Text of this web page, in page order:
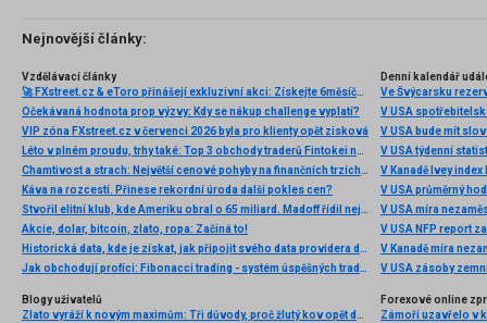
několik příkladů nejznámějších z nich.
Nejnovější články:
Vzdělávací články
🚀 FXstreet.cz & eToro přinášejí exkluzivní akci: Získejte 6měsíční členství ve VIP zóně ZDARMA
Očekávaná hodnota prop výzvy: Kdy se nákup challenge vyplatí?
VIP zóna FXstreet.cz v červenci 2026 byla pro klienty opět zisková
Léto v plném proudu, trhy také: Top 3 obchody traderů Fintokei na indexech a zlatě
Chamtivost a strach: Největší cenové pohyby na finančních trzích (červenec 2026)
Káva na rozcestí. Přinese rekordní úroda další pokles cen?
Stvořil elitní klub, kde Ameriku obral o 65 miliard. Madoff řídil největší Ponzi dějin
Akcie, dolar, bitcoin, zlato, ropa: Začíná to!
Historická data, kde je získat, jak připojit svého data providera do MultiCharts a proč je budeme potřebovat? (4. díl)
Jak obchodují profíci: Fibonacci trading - systém úspěšných traderů
Denní kalendář
Ve Švýcarsku
V USA
V USA bude mít
V USA týdenní
V Kanadě Ivey index
V USA průměrný
V USA míra
V USA NFP report
V Kanadě míra
V USA zásoby
Blogy uživatelů
Zlato vyráží k novým maximům: Tři důvody, proč žlutý kov opět dominuje
Forexové online